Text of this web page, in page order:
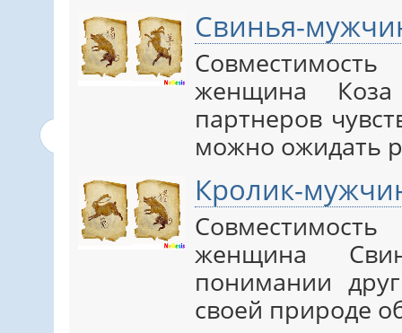
Свинья-
женщина
партнеров
можно ожидать
Кролик-
женщина
понимании
своей природе